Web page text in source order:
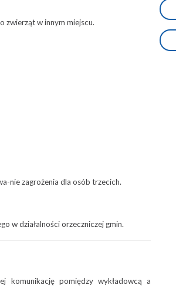
zwierząt w innym miejscu.
nie zagrożenia dla osób trzecich.
w działalności orzeczniczej gmin.
komunikację pomiędzy wykładowcą a